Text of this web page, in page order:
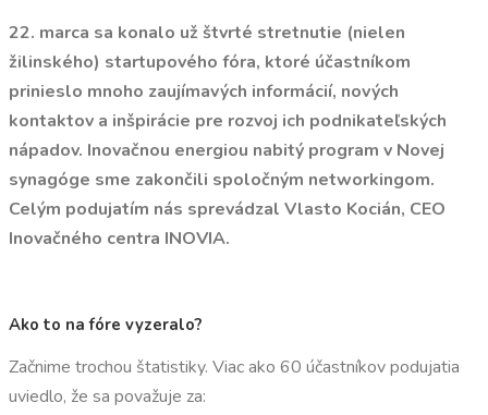
22. marca sa konalo už štvrté stretnutie (nielen
žilinského) startupového fóra, ktoré účastníkom
prinieslo mnoho zaujímavých informácií, nových
kontaktov a inšpirácie pre rozvoj ich podnikateľských
nápadov. Inovačnou energiou nabitý program v Novej
synagóge sme zakončili spoločným networkingom.
Celým podujatím nás sprevádzal Vlasto Kocián, CEO
Inovačného centra INOVIA.
Ako to na fóre vyzeralo?
Začnime trochou štatistiky. Viac ako 60 účastníkov podujatia
uviedlo, že sa považuje za: